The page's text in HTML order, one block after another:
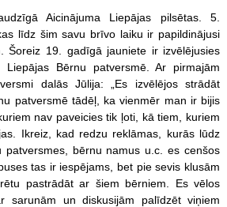
Aicinājuma Liepājas pilsētas. 5.
līdz šim savu brīvo laiku ir papildinājusi
Šoreiz 19. gadīgā jauniete ir izvēlējusies
Bērnu patversmē. Ar pirmajām
dalās Jūlija: „Es izvēlējos strādāt
patversmē tādēļ, ka vienmēr man ir bijis
nav paveicies tik ļoti, kā tiem, kuriem
Ikreiz, kad redzu reklāmas, kurās lūdz
patversmes, bērnu namus u.c. es cenšos
tas ir iespējams, bet pie sevis klusām
pastrādāt ar šiem bērniem. Es vēlos
sarunām un diskusijām palīdzēt viņiem